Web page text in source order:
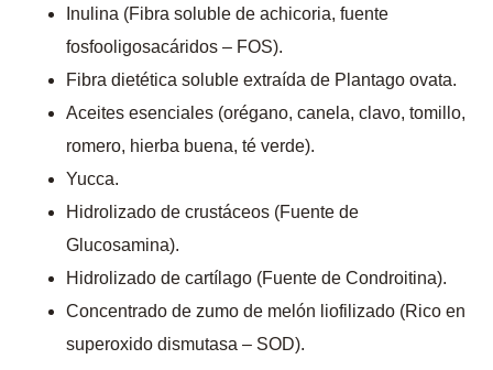
Inulina (Fibra soluble de achicoria, fuente
fosfooligosacáridos – FOS).
Fibra dietética soluble extraída de Plantago ovata.
Aceites esenciales (orégano, canela, clavo, tomillo,
romero, hierba buena, té verde).
Yucca.
Hidrolizado de crustáceos (Fuente de
Glucosamina).
Hidrolizado de cartílago (Fuente de Condroitina).
Concentrado de zumo de melón liofilizado (Rico en
superoxido dismutasa – SOD).